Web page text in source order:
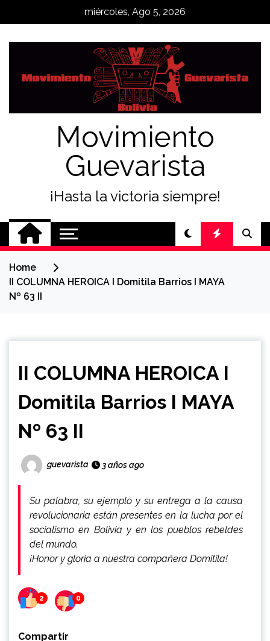
miércoles, Ago 5, 2026
Movimiento
Guevarista
¡Hasta la victoria siempre!
Home
II COLUMNA HEROICA I Domitila Barrios I MAYA
Nº 63 II
II COLUMNA HEROICA I
Domitila Barrios I MAYA
Nº 63 II
guevarista 3 años ago
Su palabra, su ejemplo y su entrega a la causa
revolucionaria están presentes en la lucha por el
socialismo en Bolivia y en los pueblos rebeldes
del mundo.
¡Honor y gloria a nuestra compañera Domitila!
2 0
Compartir